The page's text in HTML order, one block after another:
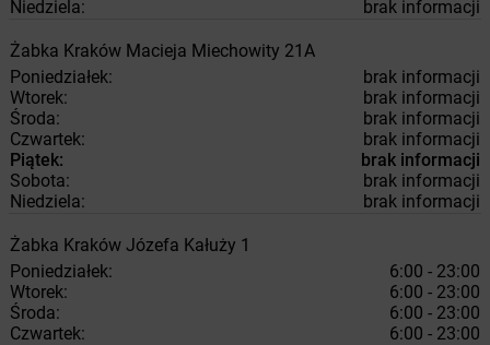
Niedziela: brak informacji
Żabka Kraków Macieja Miechowity 21A
Poniedziałek:
brak informacji
Wtorek:
brak informacji
Środa:
brak informacji
Czwartek:
brak informacji
Piątek:
brak informacji
Sobota:
brak informacji
Niedziela:
brak informacji
Żabka Kraków Józefa Kałuży 1
Poniedziałek:
6:00 - 23:00
Wtorek:
6:00 - 23:00
Środa:
6:00 - 23:00
Czwartek:
6:00 - 23:00